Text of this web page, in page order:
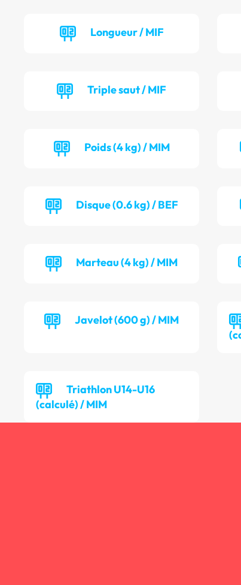
Longueur / MIF
Triple saut / MIF
Poids (4 kg) / MIM
Disque (0.6 kg) / BEF
Marteau (4 kg) / MIM
Javelot (600 g) / MIM
Triathlon U14-U16
(calculé) / MIM